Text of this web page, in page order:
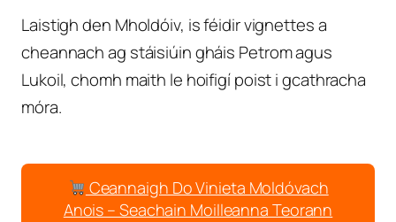
Laistigh den Mholdóiv, is féidir vignettes a
cheannach ag stáisiúin gháis Petrom agus
Lukoil, chomh maith le hoifigí poist i gcathracha
móra.
Ceannaigh Do Vinieta Moldóvach
Anois – Seachain Moilleanna Teorann